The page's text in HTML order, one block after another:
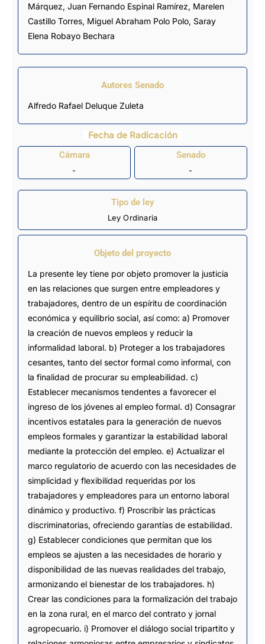
Márquez, Juan Fernando Espinal Ramírez, Marelen
Castillo Torres, Miguel Abraham Polo Polo, Saray
Elena Robayo Bechara
Autores Senado
Alfredo Rafael Deluque Zuleta
Fecha de Radicación
Cámara
-
Senado
-
Tipo de ley
Ley Ordinaria
Objeto del proyecto
La presente ley tiene por objeto promover la justicia
en las relaciones que surgen entre empleadores y
trabajadores, dentro de un espíritu de coordinación
económica y equilibrio social, así como: a) Promover
la creación de nuevos empleos y reducir la
informalidad laboral. b) Proteger a los trabajadores
cesantes, tanto del sector formal como informal, con
la finalidad de procurar su empleabilidad. c)
Establecer mecanismos tendentes a favorecer el
ingreso de los jóvenes al empleo formal. d) Consagrar
incentivos estatales para la generación de nuevos
empleos formales y garantizar la estabilidad laboral
mediante la protección del empleo. e) Actualizar el
marco regulatorio de acuerdo con las necesidades de
simplicidad y flexibilidad requeridas por los
trabajadores y empleadores para un entorno laboral
dinámico y productivo. f) Proscribir las prácticas
discriminatorias, ofreciendo garantías de estabilidad.
g) Establecer condiciones que permitan que los
empleos se ajusten a las necesidades de horario y
disponibilidad de las nuevas realidades del trabajo,
armonizando el bienestar de los trabajadores. h)
Crear las condiciones para la formalización del trabajo
en la zona rural, en el marco del contrato y jornal
agropecuario. i) Promover el diálogo social tripartito y